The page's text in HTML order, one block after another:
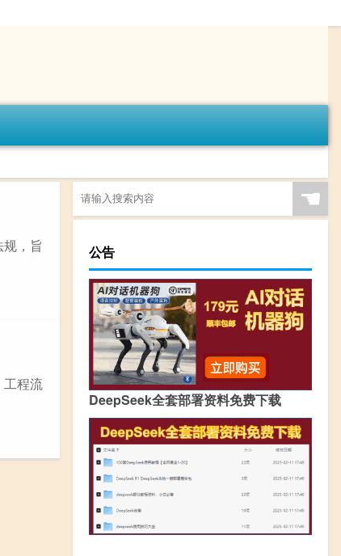
，旨
工程流
☚
公告
DeepSeek全套部署资料免费下载